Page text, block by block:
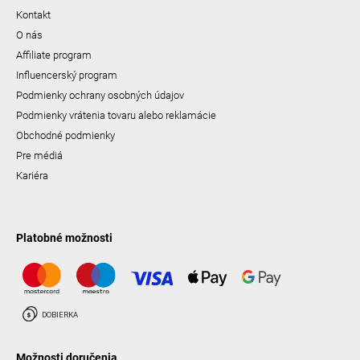
Kontakt
O nás
Affiliate program
Influencerský program
Podmienky ochrany osobných údajov
Podmienky vrátenia tovaru alebo reklamácie
Obchodné podmienky
Pre médiá
Kariéra
Platobné možnosti
Možnosti doručenia